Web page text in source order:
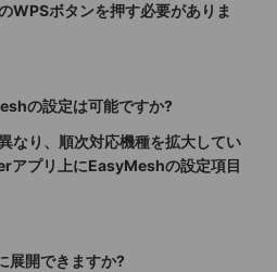
WPSボタンを押す必要がありま
の設定は可能ですか?
なり、順次対応機種を拡大してい
アプリ上にEasyMeshの設定項目
展開できますか?